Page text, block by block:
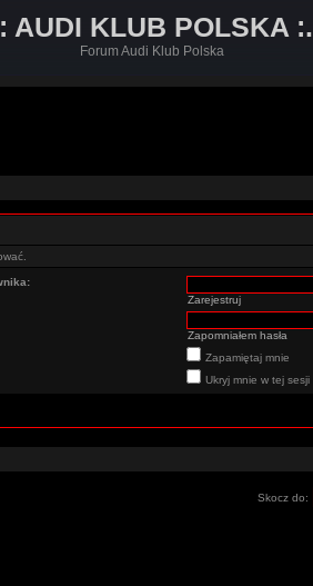
AUDI KLUB POLSKA :.
Forum Audi Klub Polska
Zarejestruj
Zapomniałem hasła
Zapamiętaj mnie
Ukryj mnie w tej sesji
Skocz do: